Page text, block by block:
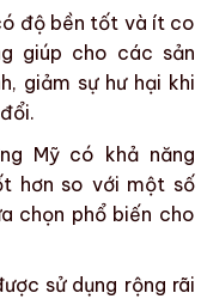
độ bền tốt và ít co
giúp cho các sản
giảm sự hư hại khi
Mỹcó khả năng
hơn so với một số
chọn phổ biến cho
sử dụng rộng rãi